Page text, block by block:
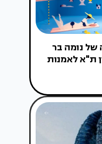
של נומה בר
ת"א לאמנות